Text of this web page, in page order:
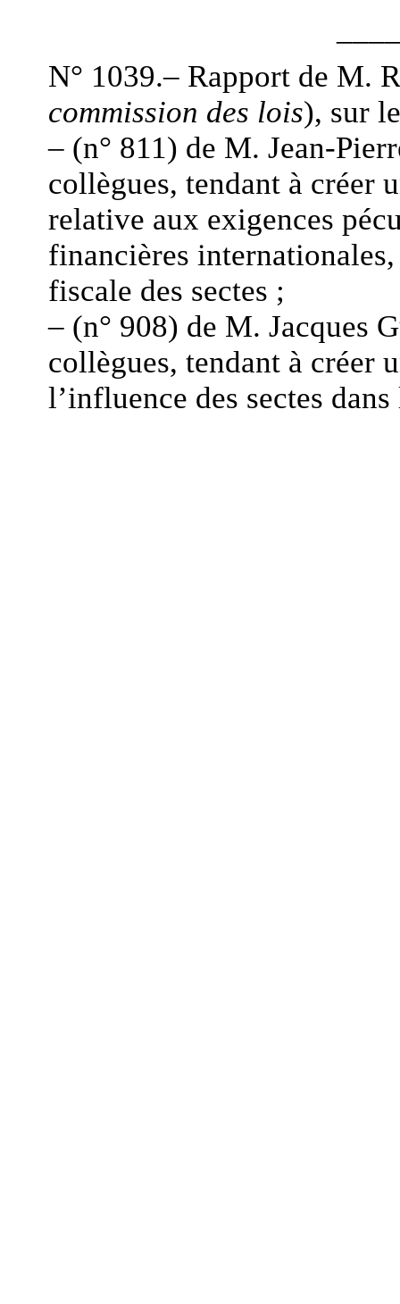
N° 1039.– Rapport de M.
commission des lois), sur
– (n° 811) de M. Jean-
collègues, tendant à créer
relative aux exigences
financières
fiscale des sectes ;
– (n° 908) de M. Jacques
collègues, tendant à créer
l’influence des sectes